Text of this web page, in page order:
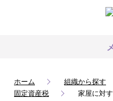
ホーム 組織から探す
固定資産税
家屋に対